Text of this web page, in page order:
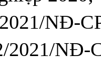
NĐ-
2021/NĐ-